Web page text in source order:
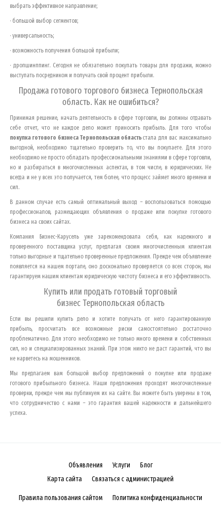
выбрать эффективное направление;
· большой выбор сегментов;
· универсальность;
· возможность получения большой прибыли;
· дропшинппинг. Сегодня не обязательно покупать товары для продажи, можно
выступать посредником и получать свой процент прибыли.
Продажа готового торгового бизнеса Тернопольская
область. Как не ошибиться?
Принимая решение, начать деятельность в сфере торговли, вы должны отдавать
себе отчет, что не каждое дело может приносить прибыль. Для того чтобы
покупка готового бизнеса Тернопольская область стала для вас максимально
выгодной, необходимо тщательно проверить то, что вы покупаете. Для этого
необходимо не просто обладать профессиональными знаниями в сфере торговли,
но и разбираться в многочисленных аспектах, в том числе, в юридических. Не
всегда и не у всех это получается, тем более, что процесс займет много времени и
сил.
В данном случае есть самый оптимальный выход – воспользоваться помощью
профессионалов, размещающих объявления о продаже или покупке готового
бизнеса на своих сайтах.
Компания Бизнес-Карусель уже зарекомендовала себя, как надежного и
проверенного поставщика услуг, предлагая своим многочисленным клиентам
только выгодные и тщательно проверенные предложения. Прежде чем объявление
появляется на нашем портале, оно досконально проверяется со всех сторон, мы
гарантируем нашим клиентам юридическую чистоту бизнеса и его эффективность.
Купить или продать готовый торговый
бизнес Тернопольская область
Если вы решили купить дело и хотите получать от него гарантированную
прибыль, просчитать все возможные риски самостоятельно достаточно
проблематично. Для этого необходимо не только много времени и собственных
сил, но и специализированных знаний. При этом никто не даст гарантий, что вы
не нарветесь на мошенников.
Мы предлагаем вам большой выбор предложений о покупке или продаже
готового прибыльного бизнеса. Наши предложения проходят многочисленные
проверки, прежде чем мы публикуем их на сайте. Вы можете быть уверены в том,
что сотрудничество с нами – это гарантия вашей надежности и дальнейшего
успеха.
Объявления Услуги
Блог
Карта сайта
Связаться с администрацией
Правила пользования сайтом Политика конфиденциальности